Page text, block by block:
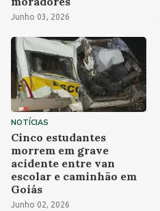
Junho 03, 2026
NOTÍCIAS
Cinco estudantes
morrem em grave
acidente entre van
escolar e caminhão em
Goiás
Junho 02, 2026